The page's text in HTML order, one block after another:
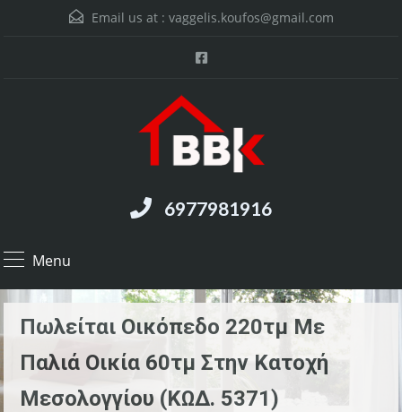
Email us at : vaggelis.koufos@gmail.com
6977981916
Menu
Πωλείται Οικόπεδο 220τμ Με
Παλιά Οικία 60τμ Στην Κατοχή
Μεσολογγίου (ΚΩΔ. 5371)